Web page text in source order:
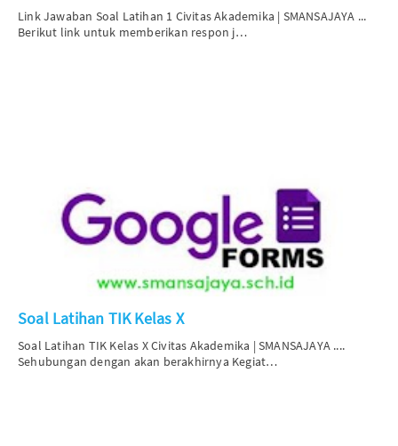
Link Jawaban Soal Latihan 1 Civitas Akademika | SMANSAJAYA ...
Berikut link untuk memberikan respon j…
Soal Latihan TIK Kelas X
Soal Latihan TIK Kelas XCivitas Akademika |SMANSAJAYA ....
Sehubungan dengan akan berakhirnya Kegiat…